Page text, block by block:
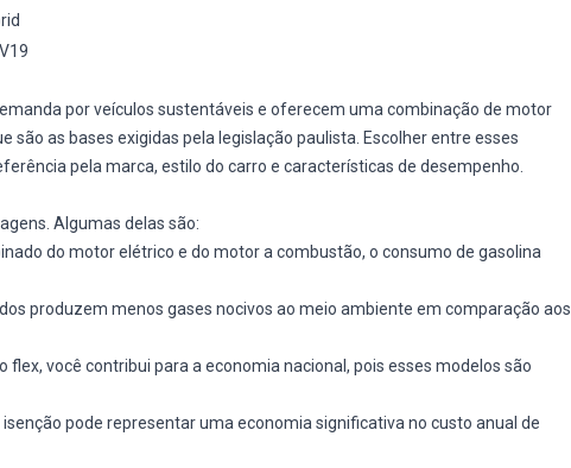
por veículos sustentáveis e oferecem uma combinação de motor
são as bases exigidas pela legislação paulista. Escolher entre esses
pela marca, estilo do carro e características de desempenho.
Algumas delas são:
do motor elétrico e do motor a combustão, o consumo de gasolina
produzem menos gases nocivos ao meio ambiente em comparação aos
flex, você contribui para a economia nacional, pois esses modelos são
isenção pode representar uma economia significativa no custo anual de